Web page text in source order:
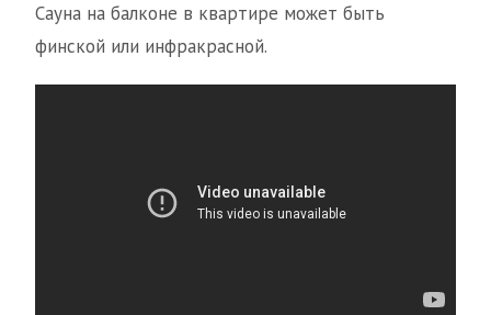
Сауна на балконе в квартире может быть
финской или инфракрасной.